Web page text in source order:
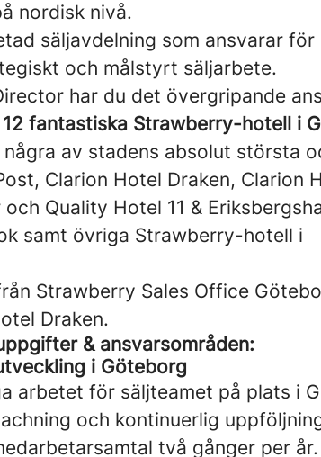
nordisk nivå.
säljavdelning som ansvarar
och målstyrt säljarbete.
har du det övergripande
12 fantastiska Strawberry-hotell i
av stadens absolut största
Clarion Hotel Draken, Clarion
Quality Hotel 11 &
samt övriga Strawberry-hotell i
Strawberry Sales Office
Draken.
& ansvarsområden:
i Göteborg
arbetet för säljteamet på plats i
och kontinuerlig
två gånger per år.